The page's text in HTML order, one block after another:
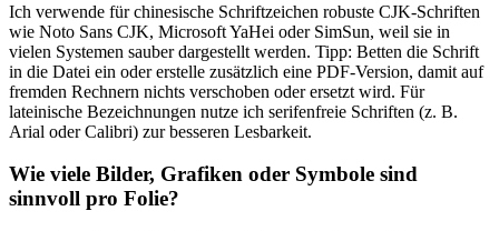
Ich verwende für chinesische Schriftzeichen robuste CJK-Schriften
wie Noto Sans CJK, Microsoft ​YaHei oder ⁤SimSun,​ weil sie in
vielen Systemen ‌sauber ⁢dargestellt werden. Tipp: ⁢Betten die Schrift
in die⁢ Datei ein oder erstelle zusätzlich‌ eine PDF-Version, damit auf
fremden Rechnern nichts ‍verschoben oder ⁣ersetzt wird. Für​
lateinische Bezeichnungen nutze ich serifenfreie Schriften (z.⁤ B.
Arial oder ‌Calibri) zur besseren Lesbarkeit.
Wie​ viele Bilder, Grafiken⁢ oder Symbole ⁢sind
sinnvoll ​pro Folie?